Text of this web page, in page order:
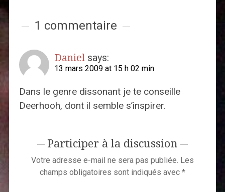
1 commentaire
Daniel says:
13 mars 2009 at 15 h 02 min
Dans le genre dissonant je te conseille
Deerhooh, dont il semble s’inspirer.
Participer à la discussion
Votre adresse e-mail ne sera pas publiée. Les
champs obligatoires sont indiqués avec *